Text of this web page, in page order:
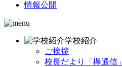
情報公開
学校紹介
ご挨拶
校長だより「欅通信」